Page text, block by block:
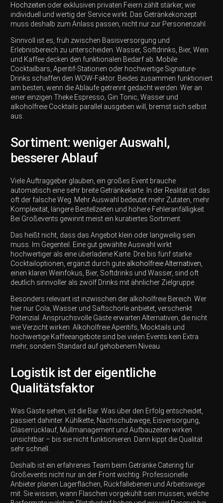
Hochzeiten oder exklusiven privaten Feiern zählt stärker, wie
individuell und wertig der Service wirkt. Das Getränkekonzept
muss deshalb zum Anlass passen, nicht nur zur Personenzahl.
Sinnvoll ist es, früh zwischen Basisversorgung und
Erlebnisbereich zu unterscheiden. Wasser, Softdrinks, Bier, Wein
und Kaffee decken den funktionalen Bedarf ab. Mobile
Cocktailbars, Aperitif-Stationen oder hochwertige Signature-
Drinks schaffen den WOW-Faktor. Beides zusammen funktioniert
am besten, wenn die Abläufe getrennt gedacht werden. Wer an
einer einzigen Theke Espresso, Gin Tonic, Wasser und
alkoholfreie Cocktails parallel ausgeben will, bremst sich selbst
aus.
Sortiment: weniger Auswahl,
besserer Ablauf
Viele Auftraggeber glauben, ein großes Event brauche
automatisch eine sehr breite Getränkekarte. In der Realität ist das
oft der falsche Weg. Mehr Auswahl bedeutet mehr Zutaten, mehr
Komplexität, längere Bestellzeiten und höhere Fehleranfälligkeit.
Bei Großevents gewinnt meist ein kuratiertes Sortiment.
Das heißt nicht, dass das Angebot klein oder langweilig sein
muss. Im Gegenteil. Eine gut gewählte Auswahl wirkt
hochwertiger als eine überladene Karte. Drei bis fünf starke
Cocktailoptionen, ergänzt durch gute alkoholfreie Alternativen
einen klaren Weinfokus, Bier, Softdrinks und Wasser, sind oft
deutlich sinnvoller als zwölf Drinks mit ähnlicher Zielgruppe.
Besonders relevant ist inzwischen der alkoholfreie Bereich. Wer
hier nur Cola, Wasser und Saftschorle anbietet, verschenkt
Potenzial. Anspruchsvolle Gäste erwarten Alternativen, die nicht
wie Verzicht wirken. Alkoholfreie Aperitifs, Mocktails und
hochwertige Kaffeeangebote sind bei vielen Events kein Extra
mehr, sondern Standard auf gehobenem Niveau.
Logistik ist der eigentliche
Qualitätsfaktor
Was Gäste sehen, ist die Bar. Was über den Erfolg entscheidet,
passiert dahinter. Kühlkette, Nachschubwege, Eisversorgung,
Gläserrücklauf, Müllmanagement und Aufbauzeiten wirken
unsichtbar – bis sie nicht funktionieren. Dann kippt die Qualität
sehr schnell.
Deshalb ist ein erfahrenes Team beim Getränke Catering für
Großevents nicht nur an der Front wichtig. Professionelle
Anbieter planen Lagerflächen, Rückfallebenen und Arbeitswege
mit. Sie wissen, wann Flaschen vorgekühlt sein müssen, welche